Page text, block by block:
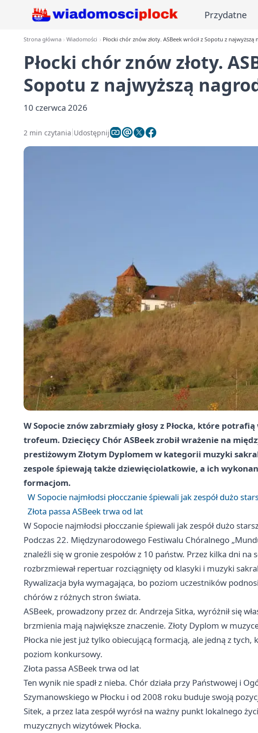
Przydatne
Strona główna Wiadomości Płocki chór znów złoty. ASBeek wrócił z Sopotu z najwyższą
Płocki chór znów złoty.
Sopotu z najwyższą
10 czerwca 2026
2 min czytania Udostępnij
W Sopocie znów zabrzmiały głosy z Płocka, które
trofeum. Dziecięcy Chór ASBeek zrobił wrażenie na
prestiżowym Złotym Dyplomem w kategorii muzyki
zespole śpiewają także dziewięciolatkowie, a ich
formacjom.
W Sopocie najmłodsi płocczanie śpiewali jak zespół dużo
Złota passa ASBeek trwa od lat
W Sopocie najmłodsi płocczanie śpiewali jak zespół dużo
Podczas 22. Międzynarodowego Festiwalu Chóralnego
znaleźli się w gronie zespołów z 10 państw. Przez kilka dni na
rozbrzmiewał repertuar rozciągnięty od klasyki i muzyki
Rywalizacja była wymagająca, bo poziom uczestników
chórów z różnych stron świata.
ASBeek, prowadzony przez dr. Andrzeja Sitka, wyróżnił się
brzmienia mają największe znaczenie. Złoty Dyplom w
Płocka nie jest już tylko obiecującą formacją, ale jedną z
poziom konkursowy.
Złota passa ASBeek trwa od lat
Ten wynik nie spadł z nieba. Chór działa przy Państwowej i
Szymanowskiego w Płocku i od 2008 roku buduje swoją
Sitek, a przez lata zespół wyrósł na ważny punkt lokalnego
muzycznych wizytówek Płocka.